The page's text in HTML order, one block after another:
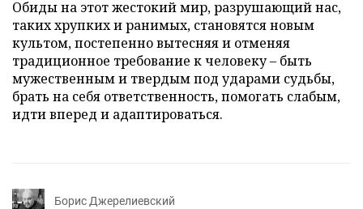
Обиды на этот жестокий мир, разрушающий нас,
таких хрупких и ранимых, становятся новым
культом, постепенно вытесняя и отменяя
традиционное требование к человеку – быть
мужественным и твердым под ударами судьбы,
брать на себя ответственность, помогать слабым,
идти вперед и адаптироваться.
Борис Джерелиевский